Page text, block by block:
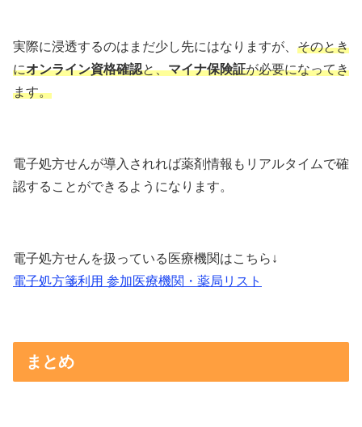
実際に浸透するのはまだ少し先にはなりますが、 そのとき
にオンライン資格確認と、マイナ保険証が必要になってき
ます。
電子処方せんが導入されれば薬剤情報もリアルタイムで確
認することができるようになります。
電子処方せんを扱っている医療機関はこちら↓
電子処方箋利用 参加医療機関・薬局リスト
まとめ